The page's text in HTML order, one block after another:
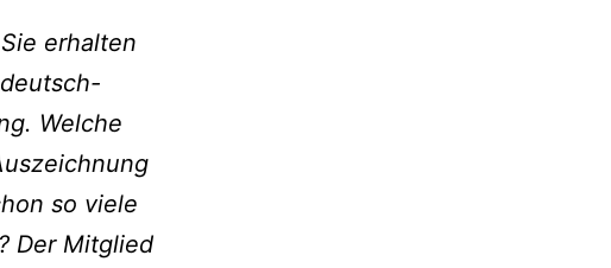
erhalten
Welche
so viele
Der Mitglied